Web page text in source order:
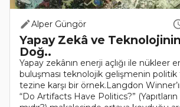
Alper Güngör
Yapay Zekâ ve
Doğ..
Yapay zekânın enerji açlığı ile nükleer
buluşması teknolojik gelişmenin politik
tezine karşı bir örnek.Langdon
“Do Artifacts Have Politics?” (Yapıtların